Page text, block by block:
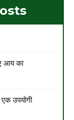
आय का
उपयोगी